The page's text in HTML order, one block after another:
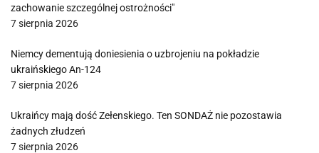
zachowanie szczególnej ostrożności"
7 sierpnia 2026
Niemcy dementują doniesienia o uzbrojeniu na pokładzie
ukraińskiego An-124
7 sierpnia 2026
Ukraińcy mają dość Zełenskiego. Ten SONDAŻ nie pozostawia
żadnych złudzeń
7 sierpnia 2026